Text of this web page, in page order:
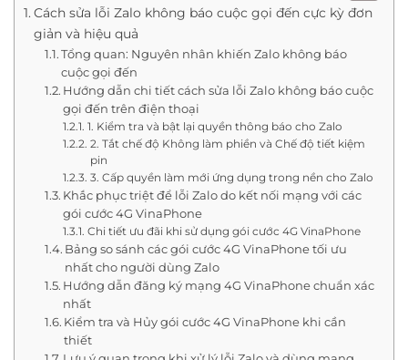
Cách sửa lỗi Zalo không báo cuộc gọi đến cực kỳ đơn
giản và hiệu quả
Tổng quan: Nguyên nhân khiến Zalo không báo
cuộc gọi đến
Hướng dẫn chi tiết cách sửa lỗi Zalo không báo cuộc
gọi đến trên điện thoại
1. Kiểm tra và bật lại quyền thông báo cho Zalo
2. Tắt chế độ Không làm phiền và Chế độ tiết kiệm
pin
3. Cấp quyền làm mới ứng dụng trong nền cho Zalo
Khắc phục triệt để lỗi Zalo do kết nối mạng với các
gói cước 4G VinaPhone
Chi tiết ưu đãi khi sử dụng gói cước 4G VinaPhone
Bảng so sánh các gói cước 4G VinaPhone tối ưu
nhất cho người dùng Zalo
Hướng dẫn đăng ký mạng 4G VinaPhone chuẩn xác
nhất
Kiểm tra và Hủy gói cước 4G VinaPhone khi cần
thiết